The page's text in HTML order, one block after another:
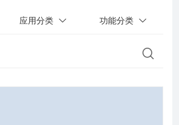
应用分类 功能分类